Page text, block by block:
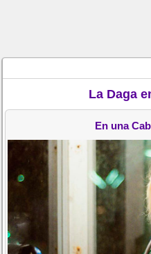
La Daga
En una